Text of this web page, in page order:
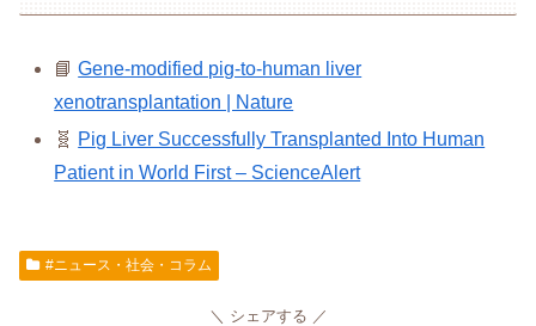
📘Gene-modified pig-to-human liver
xenotransplantation | Nature
🧬 Pig Liver Successfully Transplanted Into Human
Patient in World First – ScienceAlert
#ニュース・社会・コラム
シェアする